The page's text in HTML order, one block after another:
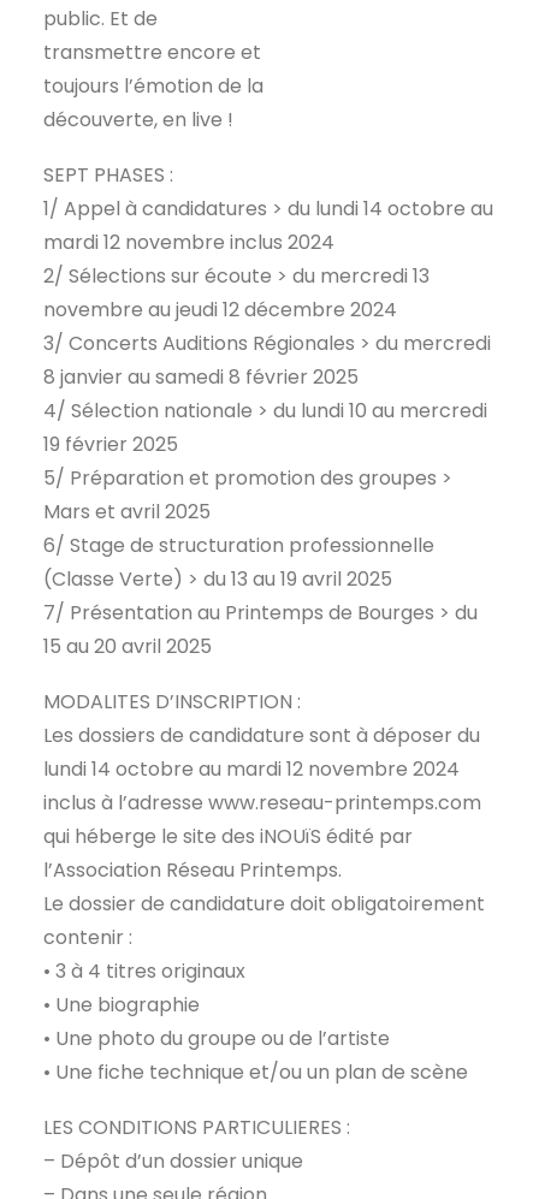
public. Et de
transmettre encore et
toujours l’émotion de la
découverte, en live !
SEPT PHASES :
1/ Appel à candidatures > du lundi 14 octobre au
mardi 12 novembre inclus 2024
2/ Sélections sur écoute > du mercredi 13
novembre au jeudi 12 décembre 2024
3/ Concerts Auditions Régionales > du mercredi
8 janvier au samedi 8 février 2025
4/ Sélection nationale > du lundi 10 au mercredi
19 février 2025
5/ Préparation et promotion des groupes >
Mars et avril 2025
6/ Stage de structuration professionnelle
(Classe Verte) > du 13 au 19 avril 2025
7/ Présentation au Printemps de Bourges > du
15 au 20 avril 2025
MODALITES D’INSCRIPTION :
Les dossiers de candidature sont à déposer du
lundi 14 octobre au mardi 12 novembre 2024
inclus à l’adresse www.reseau-printemps.com
qui héberge le site des iNOUïS édité par
l’Association Réseau Printemps.
Le dossier de candidature doit obligatoirement
contenir :
• 3 à 4 titres originaux
• Une biographie
• Une photo du groupe ou de l’artiste
• Une fiche technique et/ou un plan de scène
LES CONDITIONS PARTICULIERES :
– Dépôt d’un dossier unique